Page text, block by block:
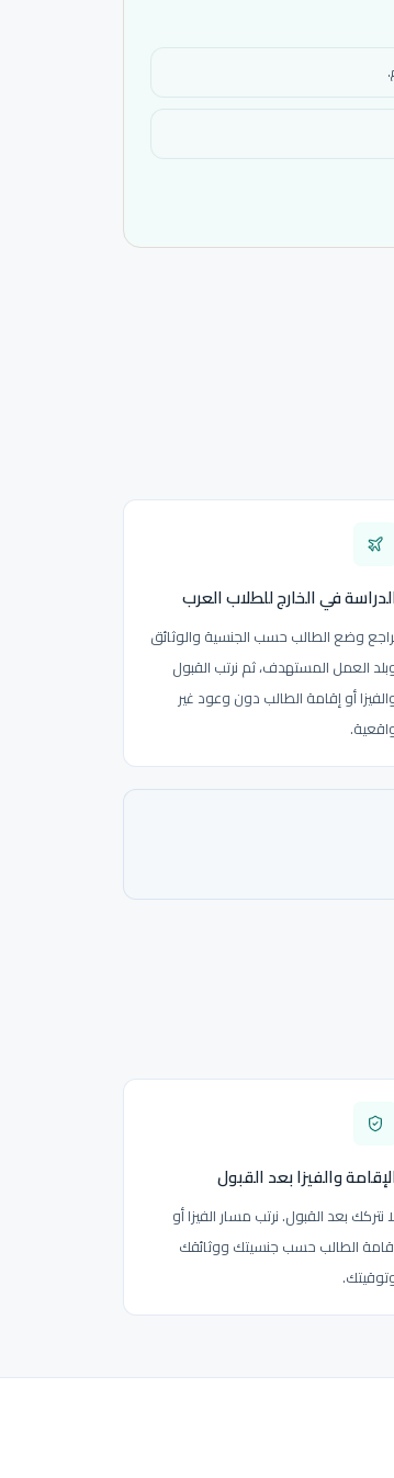
في الخارج للطلاب العرب
وضع الطالب حسب الجنسية والوثائق
العمل المستهدف، ثم نرتب القبول
أو إقامة الطالب دون وعود غير
والفيزا بعد القبول
نتركك بعد القبول. نرتب مسار الفيزا أو
الطالب حسب جنسيتك ووثائقك